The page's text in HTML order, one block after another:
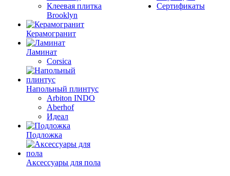
Клеевая плитка
Brooklyn
Керамогранит
Ламинат
Corsica
Напольный плинтус
Arbiton INDO
Aberhof
Идеал
Подложка
Аксессуары для пола
Сертификаты